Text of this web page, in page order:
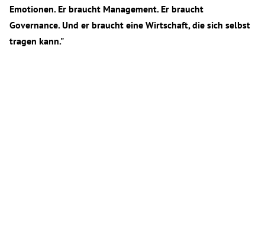
Emotionen. Er braucht Management. Er braucht
Governance. Und er braucht eine Wirtschaft, die sich selbst
tragen kann."